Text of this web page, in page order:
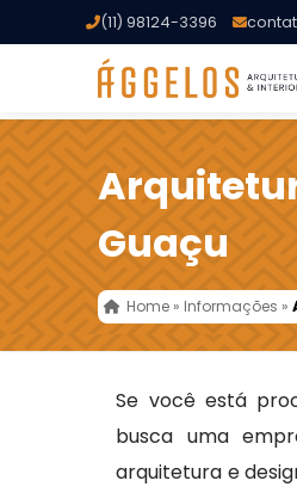
(11) 98124-3396
Guaçu
Home » Informações »
Se você está
busca uma
arquitetura e